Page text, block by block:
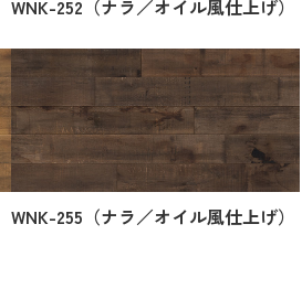
WNK-252（ナラ／オイル風仕上げ）
WNK-255（ナラ／オイル風仕上げ）